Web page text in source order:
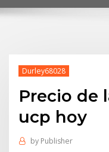
Durley68028
Precio de
ucp hoy
by Publisher